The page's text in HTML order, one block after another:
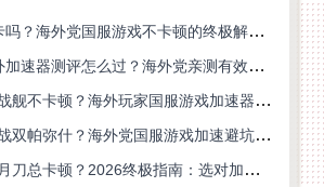
在英国打激战2卡吗？海外党国服游戏不卡顿的终极解决方案
放开那三国3海外加速器测评怎么过？海外党亲测有效的国服游戏加速指南
英国怎么玩巅峰战舰不卡顿？海外玩家国服游戏加速器终极指南
印尼的人怎么玩战双帕弥什？海外党国服游戏加速避坑指南
在美国玩天涯明月刀总卡顿？2026终极指南：选对加速器让你丝滑连招